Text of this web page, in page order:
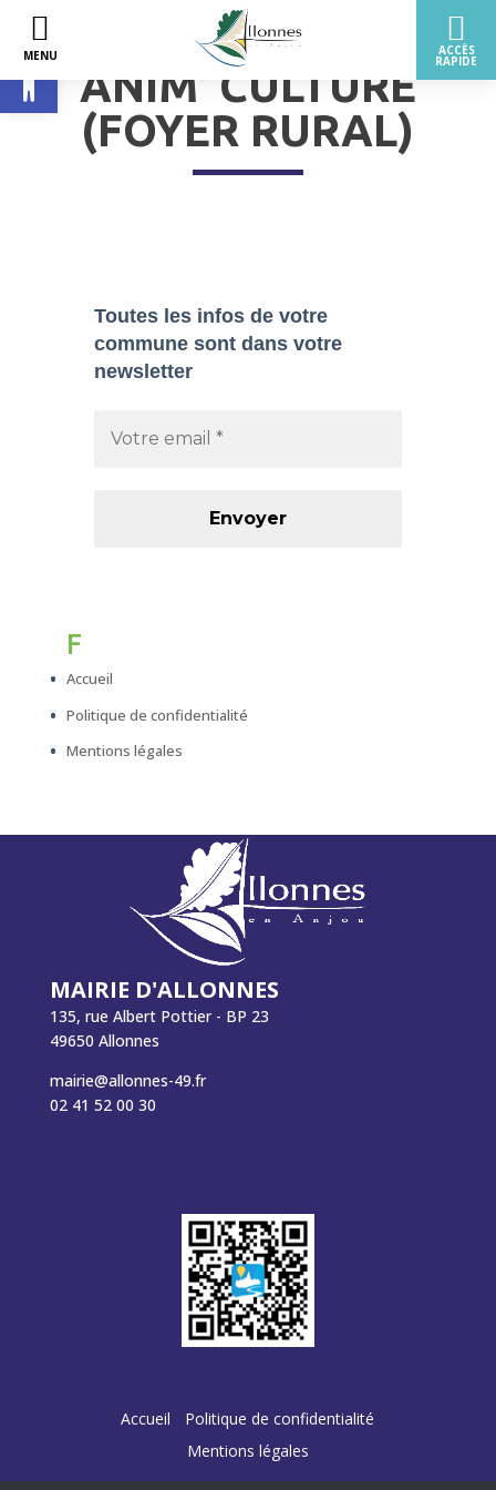
Ouvrir la barre d’outils
ANIM’ CULTURE
(FOYER RURAL)
Toutes les infos de votre
commune sont dans votre
newsletter
F
Accueil
Politique de confidentialité
Mentions légales
MAIRIE D'ALLONNES
135, rue Albert Pottier - BP 23
49650 Allonnes
mairie@allonnes-49.fr
02 41 52 00 30
Accueil
Politique de confidentialité
Mentions légales